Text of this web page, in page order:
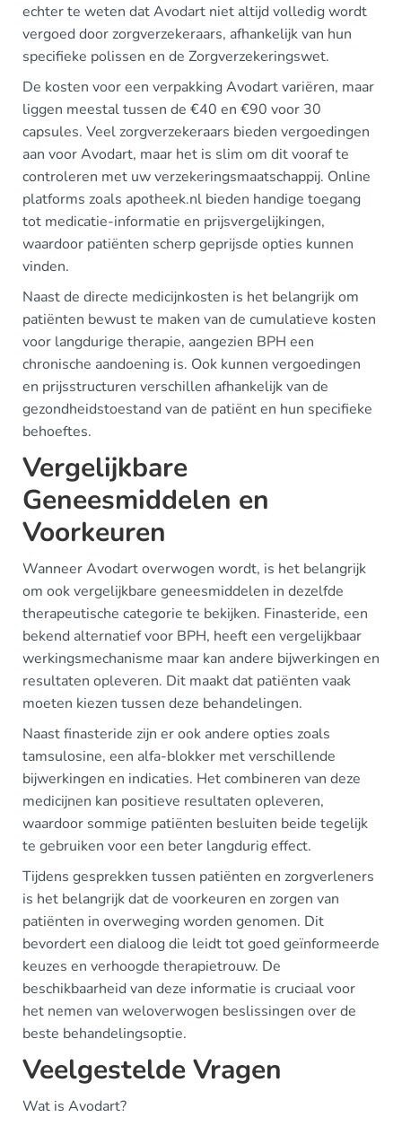
echter te weten dat Avodart niet altijd volledig wordt
vergoed door zorgverzekeraars, afhankelijk van hun
specifieke polissen en de Zorgverzekeringswet.
De kosten voor een verpakking Avodart variëren, maar
liggen meestal tussen de €40 en €90 voor 30
capsules. Veel zorgverzekeraars bieden vergoedingen
aan voor Avodart, maar het is slim om dit vooraf te
controleren met uw verzekeringsmaatschappij. Online
platforms zoals apotheek.nl bieden handige toegang
tot medicatie-informatie en prijsvergelijkingen,
waardoor patiënten scherp geprijsde opties kunnen
vinden.
Naast de directe medicijnkosten is het belangrijk om
patiënten bewust te maken van de cumulatieve kosten
voor langdurige therapie, aangezien BPH een
chronische aandoening is. Ook kunnen vergoedingen
en prijsstructuren verschillen afhankelijk van de
gezondheidstoestand van de patiënt en hun specifieke
behoeftes.
Vergelijkbare
Geneesmiddelen en
Voorkeuren
Wanneer Avodart overwogen wordt, is het belangrijk
om ook vergelijkbare geneesmiddelen in dezelfde
therapeutische categorie te bekijken. Finasteride, een
bekend alternatief voor BPH, heeft een vergelijkbaar
werkingsmechanisme maar kan andere bijwerkingen en
resultaten opleveren. Dit maakt dat patiënten vaak
moeten kiezen tussen deze behandelingen.
Naast finasteride zijn er ook andere opties zoals
tamsulosine, een alfa-blokker met verschillende
bijwerkingen en indicaties. Het combineren van deze
medicijnen kan positieve resultaten opleveren,
waardoor sommige patiënten besluiten beide tegelijk
te gebruiken voor een beter langdurig effect.
Tijdens gesprekken tussen patiënten en zorgverleners
is het belangrijk dat de voorkeuren en zorgen van
patiënten in overweging worden genomen. Dit
bevordert een dialoog die leidt tot goed geïnformeerde
keuzes en verhoogde therapietrouw. De
beschikbaarheid van deze informatie is cruciaal voor
het nemen van weloverwogen beslissingen over de
beste behandelingsoptie.
Veelgestelde Vragen
Wat is Avodart?